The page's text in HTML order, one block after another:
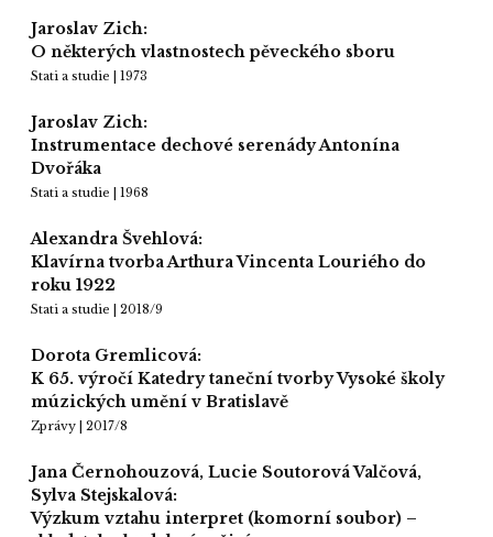
Jaroslav Zich:
O některých vlastnostech pěveckého sboru
Stati a studie | 1973
Jaroslav Zich:
Instrumentace dechové serenády Antonína
Dvořáka
Stati a studie | 1968
Alexandra Švehlová:
Klavírna tvorba Arthura Vincenta Louriého do
roku 1922
Stati a studie | 2018/9
Dorota Gremlicová:
K 65. výročí Katedry taneční tvorby Vysoké školy
múzických umění v Bratislavě
Zprávy | 2017/8
Jana Černohouzová, Lucie Soutorová Valčová,
Sylva Stejskalová:
Výzkum vztahu interpret (komorní soubor) –